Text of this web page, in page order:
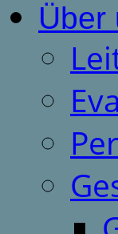
Über